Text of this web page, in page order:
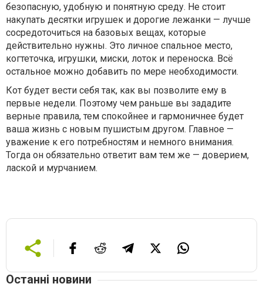
безопасную, удобную и понятную среду. Не стоит
накупать десятки игрушек и дорогие лежанки — лучше
сосредоточиться на базовых вещах, которые
действительно нужны. Это личное спальное место,
когтеточка, игрушки, миски, лоток и переноска. Всё
остальное можно добавить по мере необходимости.
Кот будет вести себя так, как вы позволите ему в
первые недели. Поэтому чем раньше вы зададите
верные правила, тем спокойнее и гармоничнее будет
ваша жизнь с новым пушистым другом. Главное —
уважение к его потребностям и немного внимания.
Тогда он обязательно ответит вам тем же — доверием,
лаской и мурчанием.
Останні новини